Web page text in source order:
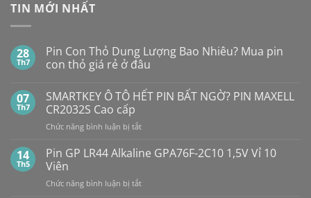
TIN MỚI NHẤT
28
Th7
Pin Con Thỏ Dung Lượng Bao Nhiêu? Mua pin
con thỏ giá rẻ ở đâu
bình
luận
ở
Pin
Con
Dung
Lượng
Bao
Mua
07
Th7
SMARTKEY Ô TÔ HẾT PIN BẤT NGỜ? PIN MAXELL
CR2032S Cao cấp
Chức năng bình luận bị tắtở
Ô
TÔ
PIN
14
Th5
Pin GP LR44 Alkaline GPA76F-2C10 1,5V Vỉ 10
Viên
Chức năng bình luận bị tắtở